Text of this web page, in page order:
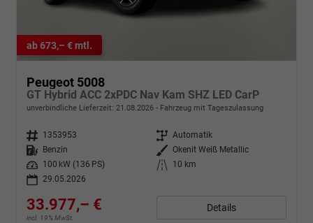
ab 673,– € mtl.
Peugeot 5008
GT Hybrid ACC 2xPDC Nav Kam SHZ LED CarP
unverbindliche Lieferzeit: 21.08.2026 Fahrzeug mit Tageszulassung
Fahrzeugnr. 1353953 Getriebe Automatik
Kraftstoff
Benzin Außenfarbe Okenit Weiß Metallic
Leistung
100 kW (136 PS) Kilometerstand
10 km
29.05.2026
33.977,– €
incl. 19% MwSt.
Details